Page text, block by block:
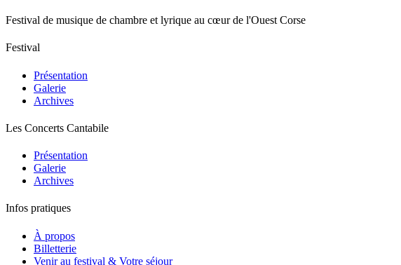
Festival de musique de chambre et lyrique au cœur de l'Ouest Corse
Festival
Présentation
Galerie
Archives
Les Concerts Cantabile
Présentation
Galerie
Archives
Infos pratiques
À propos
Billetterie
Venir au festival & Votre séjour